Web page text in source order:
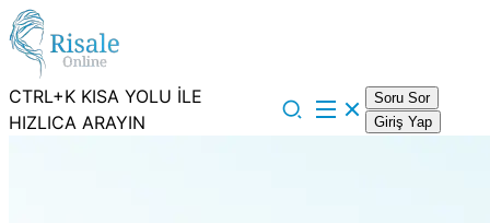
CTRL+K KISA YOLU İLE
HIZLICA ARAYIN
Soru Sor
Giriş Yap